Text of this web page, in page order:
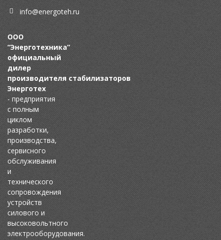
info@energoteh.ru
OОО
“Энерготехника”
официальный
дилер
производителя стабилизаторов
Энерготех
- предприятия
с полным
циклом
разработки,
производства,
сервисного
обслуживания
и
технического
сопровождения
устройств
силового и
высоковольтного
электрооборудования.